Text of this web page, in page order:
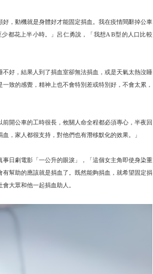
，動機就是身體好才能固定捐血。我在疫情間辭掉公車
都花上半小時。」呂仁勇說，「我想A B型的人口比較
好，結果人到了捐血室卻無法捐血，或是天氣太熱沒睡
致的感覺，精神上也不會特別差或特別好，不會太累，
開公車的工時很長，攸關人命全程都必須專心，半夜回
，家人都很支持，對他們也有潛移默化的效果。」
日劇電影「一公升的眼淚」，「這個女主角即使身染重
幫助的應該就是捐血了。既然能夠捐血，就希望固定捐
大眾和他一起捐血助人。